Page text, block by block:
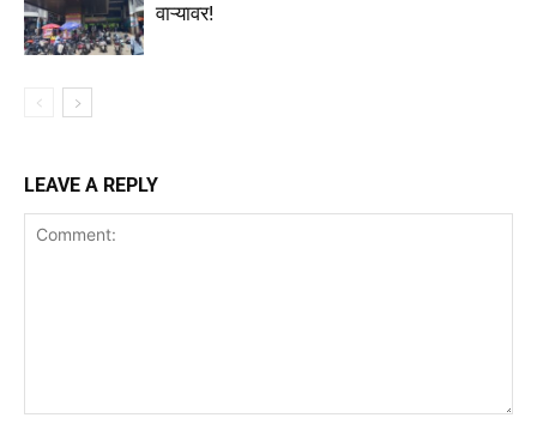
वाऱ्यावर!
LEAVE A REPLY